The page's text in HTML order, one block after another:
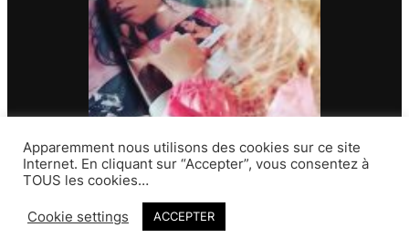
Contact
Apparemment nous utilisons des cookies sur ce site
Internet. En cliquant sur “Accepter”, vous consentez à
TOUS les cookies…
Cookie settings ACCEPTER